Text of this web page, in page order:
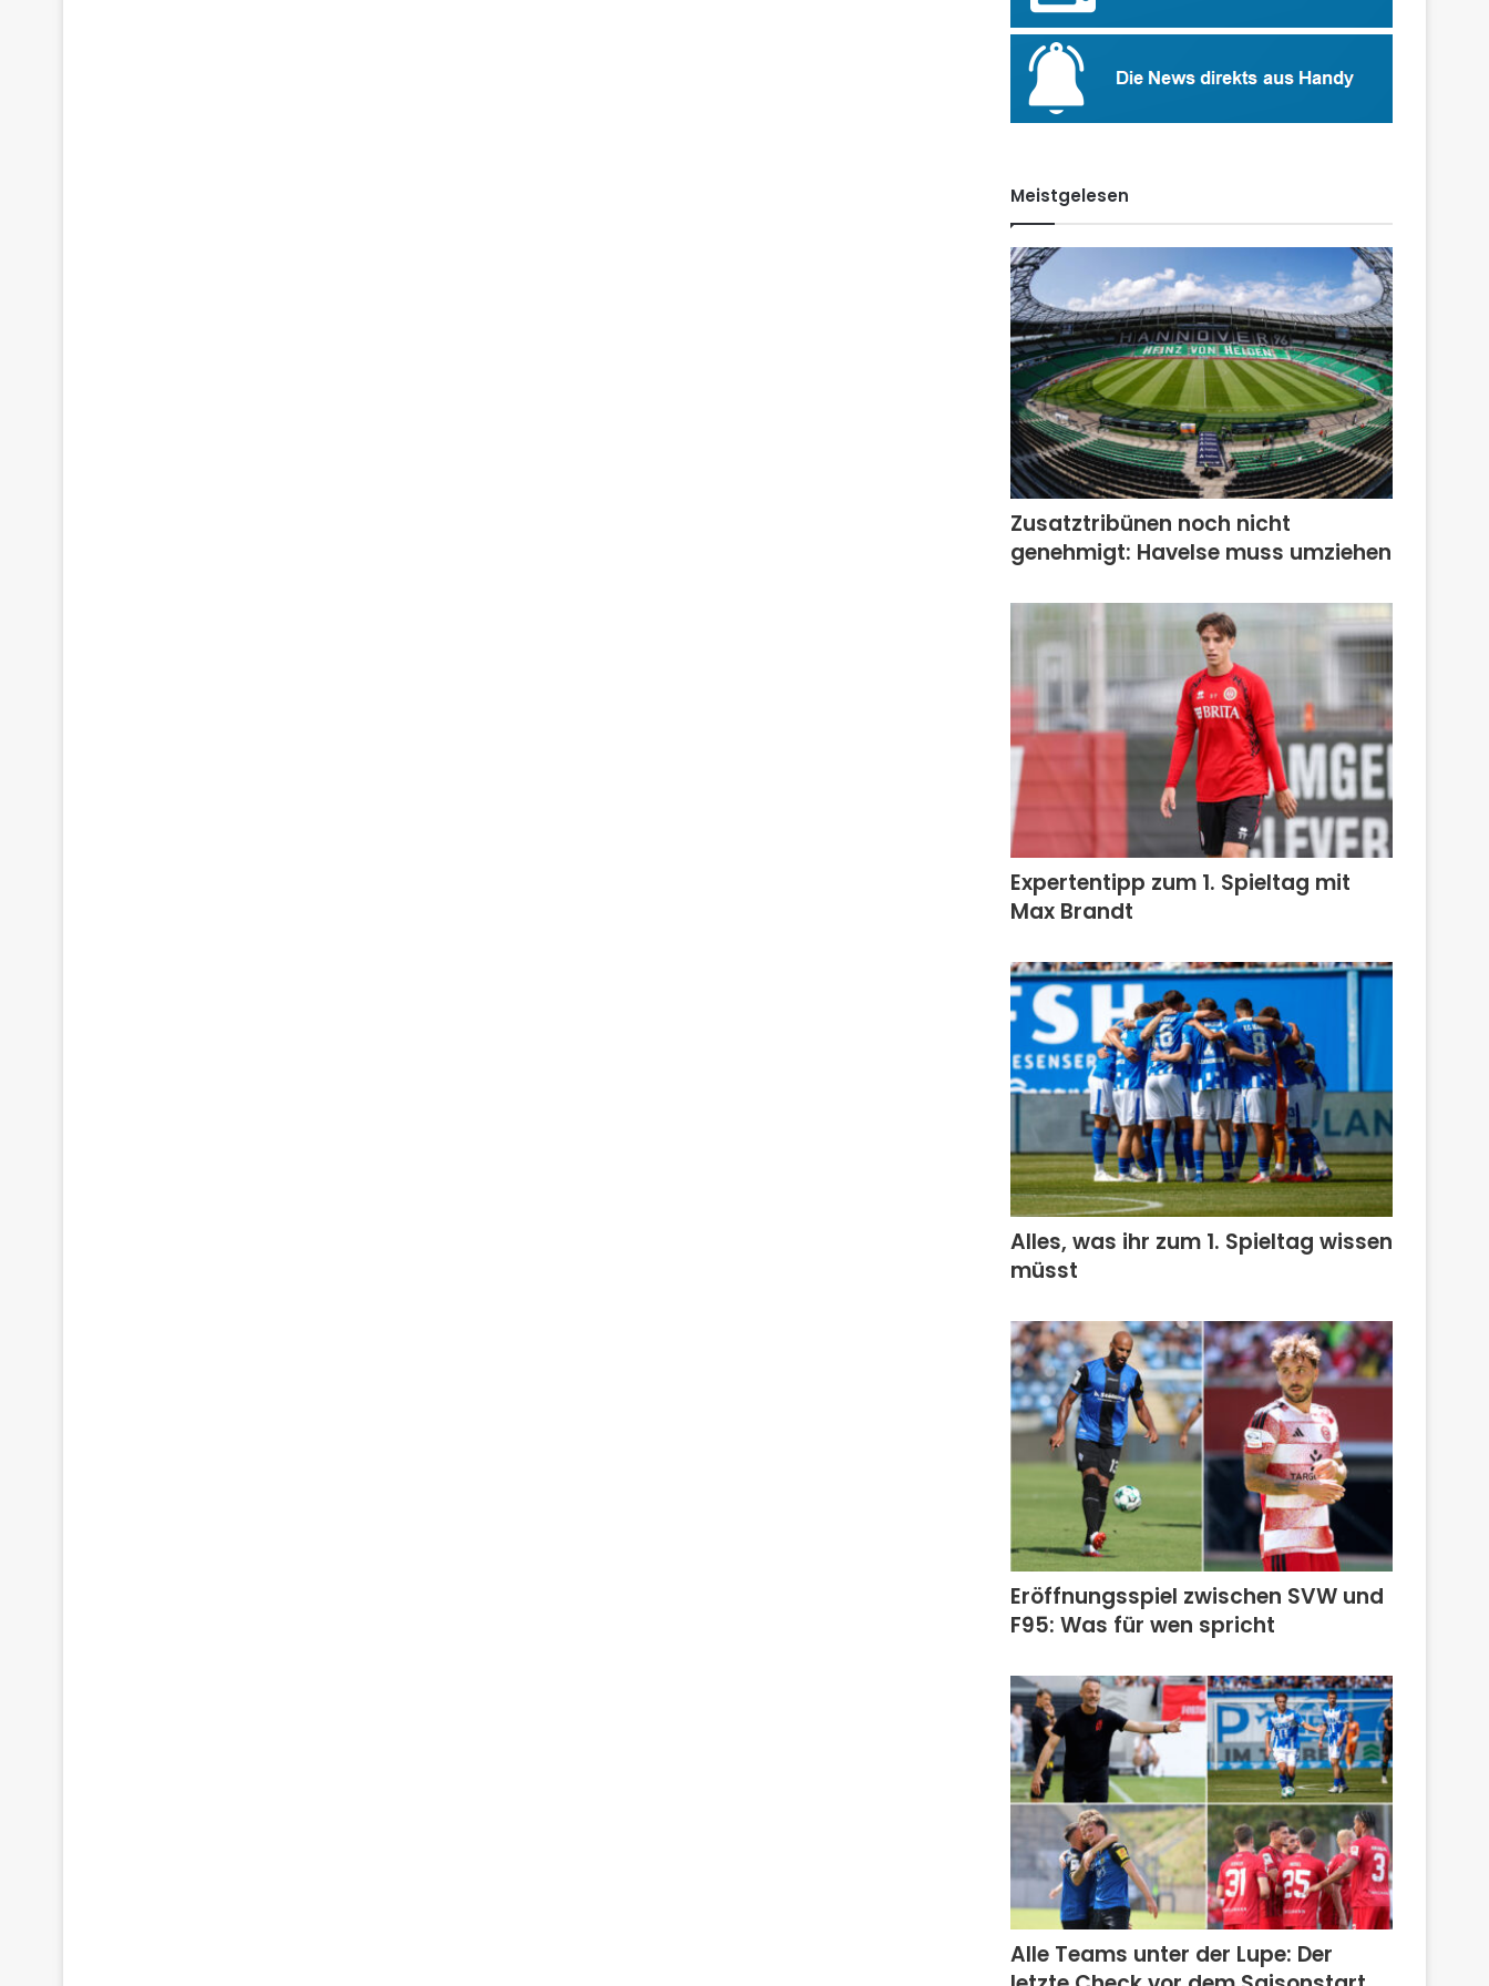
Meistgelesen
Zusatztribünen noch nicht
genehmigt: Havelse muss umziehen
Expertentipp zum 1. Spieltag mit
Max Brandt
Alles, was ihr zum 1. Spieltag wissen
müsst
Eröffnungsspiel zwischen SVW und
F95: Was für wen spricht
Alle Teams unter der Lupe: Der